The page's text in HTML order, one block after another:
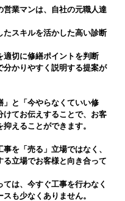
営業マンは、自社の元職人達
たスキルを活かした高い診断
適切に修繕ポイントを判断
分かりやすく説明する提案が
」と「今やらなくていい修
けてお伝えすることで、お客
えることができます。
を「売る」立場ではなく、
る立場でお客様と向き合って
は、今すぐ工事を行わなく
も少なくありません。